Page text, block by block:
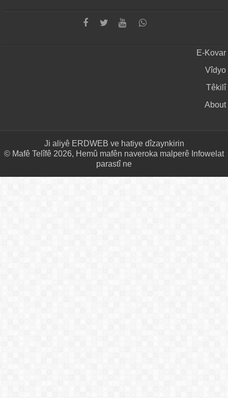
E-Kovar
Vîdyo
Têkilî
About
Ji aliyê ERDWEB ve hatiye dîzaynkirin
© Mafê Telîfê 2026, Hemû mafên naveroka malperê Infowelat
parastî ne